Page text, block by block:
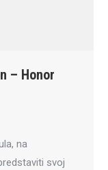
– Honor
na
svoj